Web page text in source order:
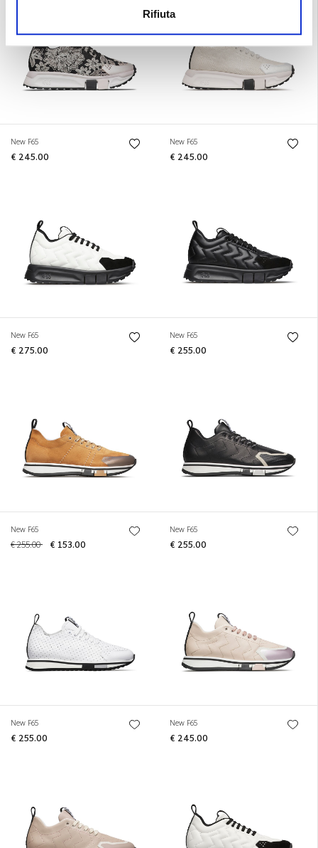
Rifiuta
New F65
€ 245.00
New F65
€ 245.00
New F65
€ 275.00
New F65
€ 255.00
New F65
€ 255.00 € 153.00
New F65
€ 255.00
New F65
€ 255.00
New F65
€ 245.00